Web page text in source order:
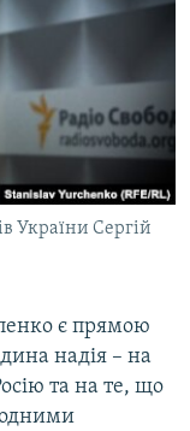
України Сергій
є прямою
надія – на
та на те, що